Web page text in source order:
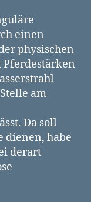
einen
physischen
am
Da soll
dienen, habe
derart